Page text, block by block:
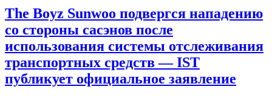
The Boyz Sunwoo подвергся нападению
со стороны сасэнов после
использования системы отслеживания
транспортных средств — IST
публикует официальное заявление